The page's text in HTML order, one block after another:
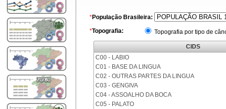
*População Brasileira:
*Topografia: Topografia por tipo de
CIDS
C00 - LABIO
C01 - BASE DA LINGUA
C02 - OUTRAS PARTES DA LINGUA
C03 - GENGIVA
C04 - ASSOALHO DA BOCA
C05 - PALATO